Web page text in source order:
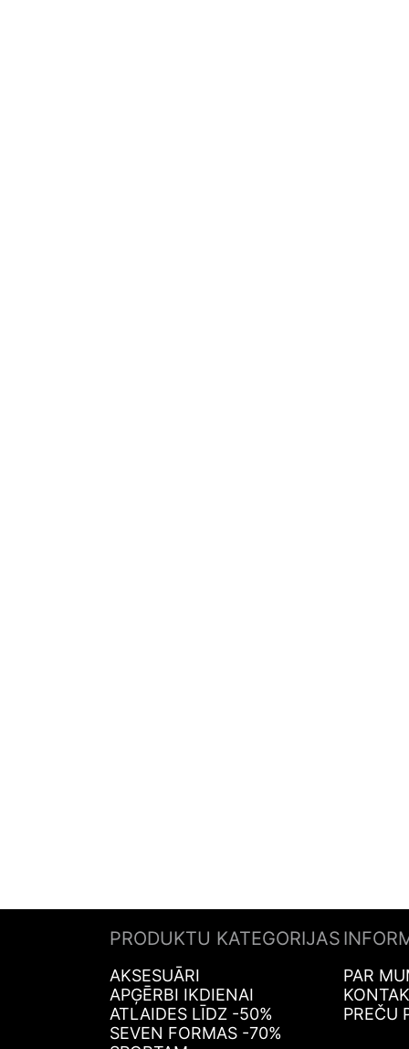
PRODUKTU KATEGORIJAS
AKSESUĀRI
APĢĒRBI IKDIENAI
ATLAIDES LĪDZ -50%
SEVEN FORMAS -70%
PAR
PREČU